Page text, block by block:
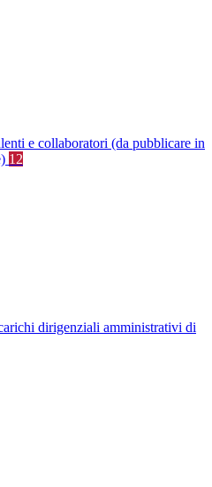
e collaboratori (da pubblicare in
12
dirigenziali amministrativi di